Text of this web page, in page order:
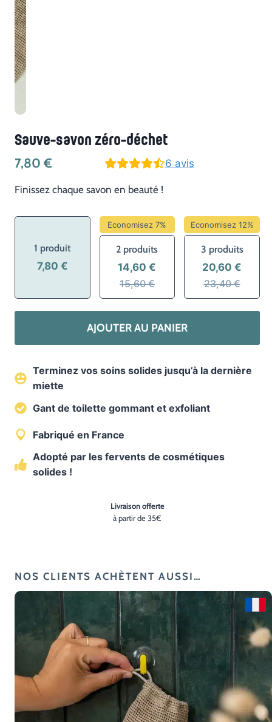
Sauve-savon zéro-déchet
7,80 € 6 avis
Finissez chaque savon en beauté !
1 produit
7,80 €
Economisez 7%
2 produits
14,60 €
15,60 €
Economisez 12%
3 produits
20,60 €
23,40 €
savon
zéro-
déchet
AJOUTER AU PANIER
Terminez vos soins solides jusqu’à la dernière
miette
Gant de toilette gommant et exfoliant
Fabriqué en France
Adopté par les fervents de cosmétiques
solides !
Livraison offerte
à partir de 35€
NOS CLIENTS ACHÈTENT AUSSI…